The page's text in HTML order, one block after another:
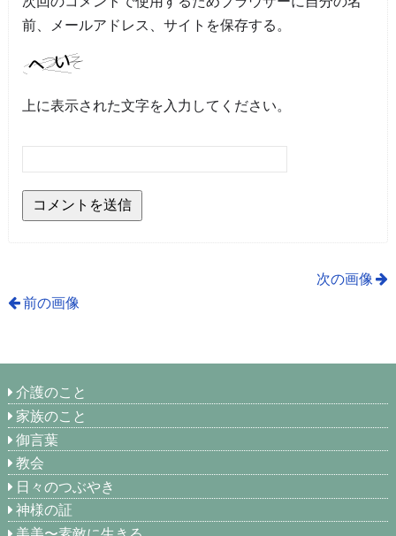
前、メールアドレス、サイトを保存する。
上に表示された文字を入力してください。
次の画像
前の画像
介護のこと
家族のこと
御言葉
教会
日々のつぶやき
神様の証